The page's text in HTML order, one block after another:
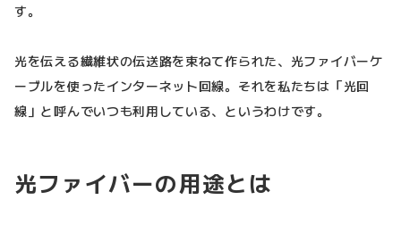
す。
光を伝える繊維状の伝送路を束ねて作られた、光ファイバーケ
ーブルを使ったインターネット回線。それを私たちは「光回
線」と呼んでいつも利用している、というわけです。
光ファイバーの用途とは